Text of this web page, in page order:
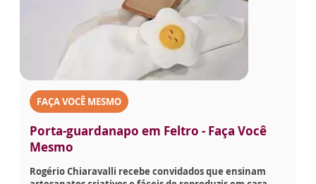
FAÇA VOCÊ MESMO
Porta-guardanapo em Feltro - Faça Você
Mesmo
Rogério Chiaravalli recebe convidados que ensinam